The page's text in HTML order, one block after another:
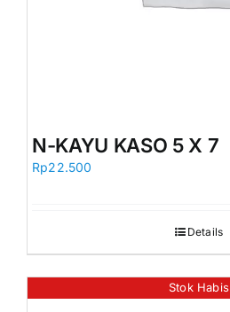
N-KAYU KASO 5 X 7
Rp22.500
Details
Stok Habis